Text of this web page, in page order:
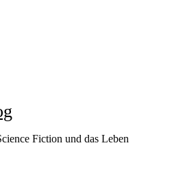
Fiction und das Leben